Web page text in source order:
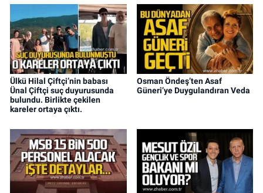
Ülkü Hilal Çiftçi’nin babası
Ünal Çiftçi suç duyurusunda
bulundu. Birlikte çekilen
kareler ortaya çıktı.
Osman Öndeş’ten Asaf
Güneri’ye Duygulandıran Veda